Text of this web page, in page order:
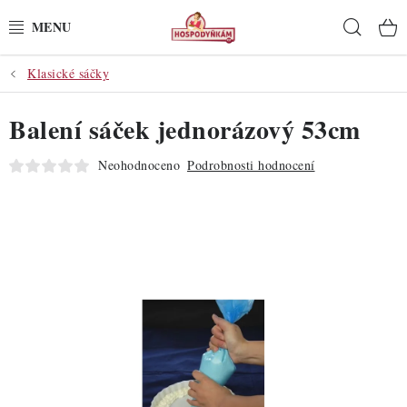
na
POTŘEBY
POMŮCKY
SUROVINY
Klasické sáčky
Balení sáček jednorázový 53cm
Neohodnoceno Podrobnosti hodnocení